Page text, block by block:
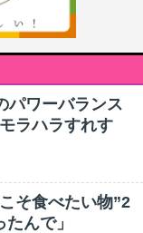
パワーバランス
ラハラすれす
そ食べたい物”2
んで」